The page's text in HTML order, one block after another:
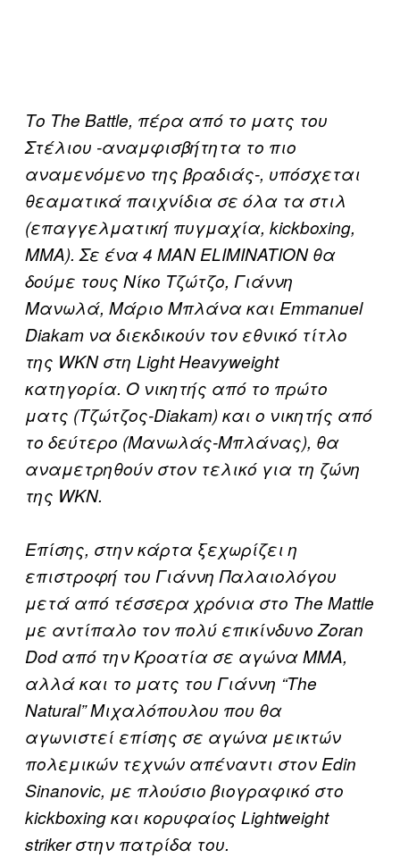
Το The Battle, πέρα από το ματς του
Στέλιου -αναμφισβήτητα το πιο
αναμενόμενο της βραδιάς-, υπόσχεται
θεαματικά παιχνίδια σε όλα τα στιλ
(επαγγελματική πυγμαχία, kickboxing,
ΜΜΑ). Σε ένα 4 MAN ELIMINATION θα
δούμε τους Νίκο Τζώτζο, Γιάννη
Μανωλά, Μάριο Μπλάνα και Emmanuel
Diakam να διεκδικούν τον εθνικό τίτλο
της WKN στη Light Heavyweight
κατηγορία. Ο νικητής από το πρώτο
ματς (Τζώτζος-Diakam) και ο νικητής από
το δεύτερο (Μανωλάς-Μπλάνας), θα
αναμετρηθούν στον τελικό για τη ζώνη
της WKN.
Επίσης, στην κάρτα ξεχωρίζει η
επιστροφή του Γιάννη Παλαιολόγου
μετά από τέσσερα χρόνια στο The Mattle
με αντίπαλο τον πολύ επικίνδυνο Zoran
Dod από την Κροατία σε αγώνα MMA,
αλλά και το ματς του Γιάννη “The
Natural” Μιχαλόπουλου που θα
αγωνιστεί επίσης σε αγώνα μεικτών
πολεμικών τεχνών απέναντι στον Edin
Sinanovic, με πλούσιο βιογραφικό στο
kickboxing και κορυφαίος Lightweight
striker στην πατρίδα του.